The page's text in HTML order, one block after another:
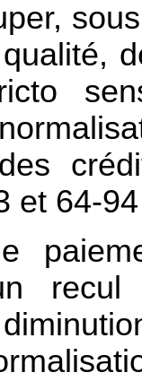
et 64-